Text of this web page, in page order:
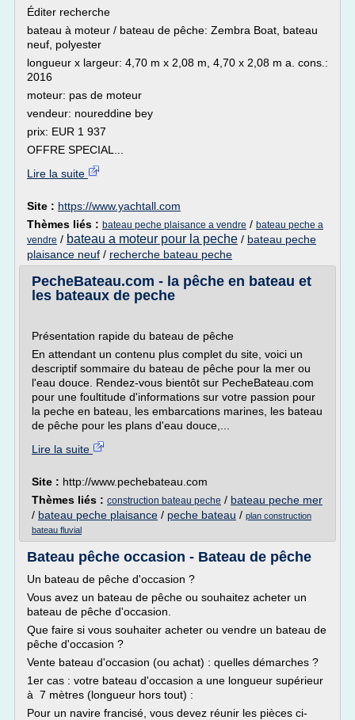
Éditer recherche
bateau à moteur / bateau de pêche: Zembra Boat, bateau
neuf, polyester
longueur x largeur: 4,70 m x 2,08 m, 4,70 x 2,08 m a. cons.:
2016
moteur: pas de moteur
vendeur: noureddine bey
prix: EUR 1 937
OFFRE SPECIAL...
Lire la suite
Site : https://www.yachtall.com
Thèmes liés : bateau peche plaisance a vendre / bateau peche a
vendre / bateau a moteur pour la peche / bateau peche
plaisance neuf / recherche bateau peche
PecheBateau.com - la pêche en bateau et
les bateaux de peche
Présentation rapide du bateau de pêche
En attendant un contenu plus complet du site, voici un
descriptif sommaire du bateau de pêche pour la mer ou
l'eau douce. Rendez-vous bientôt sur PecheBateau.com
pour une foultitude d'informations sur votre passion pour
la peche en bateau, les embarcations marines, les bateau
de pêche pour les plans d'eau douce,...
Lire la suite
Site : http://www.pechebateau.com
Thèmes liés : construction bateau peche / bateau peche mer
/ bateau peche plaisance / peche bateau / plan construction
bateau fluvial
Bateau pêche occasion - Bateau de pêche
Un bateau de pêche d'occasion ?
Vous avez un bateau de pêche ou souhaitez acheter un
bateau de pêche d'occasion.
Que faire si vous souhaiter acheter ou vendre un bateau de
pêche d'occasion ?
Vente bateau d'occasion (ou achat) : quelles démarches ?
1er cas : votre bateau d'occasion a une longueur supérieur
à 7 mètres (longueur hors tout) :
Pour un navire francisé, vous devez réunir les pièces ci-